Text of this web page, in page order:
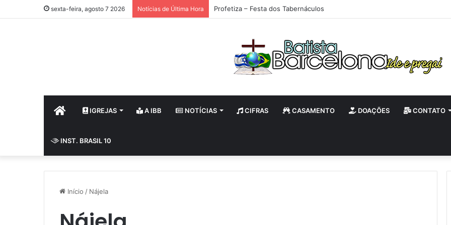
sexta-feira, agosto 7 2026 Notícias de Última Hora Profetiza – Festa dos Tabernáculos
HOME IGREJAS A IBB NOTÍCIAS CIFRAS CASAMENTO DOAÇÕES CONTATO
INST. BRASIL 10
Início / Nájela